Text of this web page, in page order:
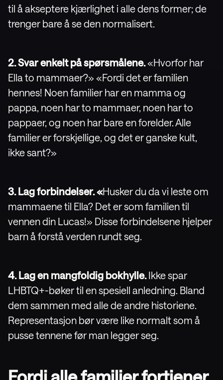
til å akseptere kjærlighet i alle dens former; de
trenger bare å se den normalisert.
2. Svar enkelt på spørsmålene.«Hvorfor har
Ella to mammaer?» «Fordi det er familien
hennes! Noen familier har en mamma og
pappa, noen har to mammaer, noen har to
pappaer, og noen har bare en forelder. Alle
familier er forskjellige, og det er ganske kult,
ikke sant?»
3. Lag forbindelser. «Husker du da vi leste om
mammaene til Ella? Det er som familien til
vennen din Lucas!» Disse forbindelsene hjelper
barn å forstå verden rundt seg.
4. Lag en mangfoldig bokhylle.Ikke spar
LHBTQ+-bøker til en spesiell anledning. Bland
dem sammen med alle de andre historiene.
Representasjon bør være like normalt som å
pusse tennene før man legger seg.